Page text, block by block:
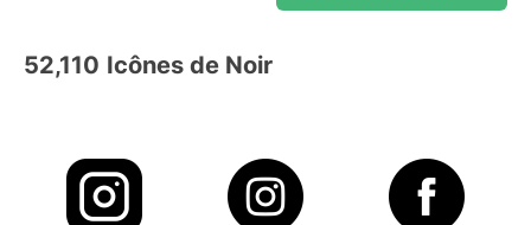
52,110 Icônes de Noir